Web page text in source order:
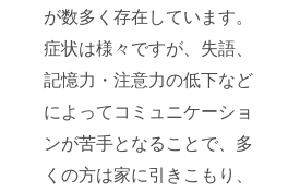
が数多く存在しています。
症状は様々ですが、失語、
記憶力・注意力の低下など
によってコミュニケーショ
ンが苦手となることで、多
くの方は家に引きこもり、